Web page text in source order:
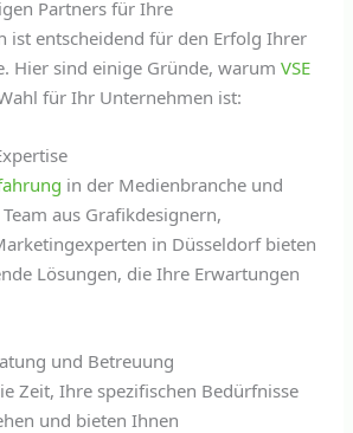
Partners für Ihre
ist entscheidend für den Erfolg Ihrer
Hier sind einige Gründe, warumVSE
für Ihr Unternehmen ist:
in der Medienbranche und
aus Grafikdesignern,
in Düsseldorf bieten
Lösungen, die Ihre Erwartungen
und Betreuung
Zeit, Ihre spezifischen Bedürfnisse
und bieten Ihnen